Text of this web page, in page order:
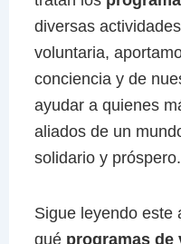
diversas
voluntaria,
conciencia y de
ayudar a quienes
aliados de un
solidario y próspero.
Sigue leyendo este
qué programas de